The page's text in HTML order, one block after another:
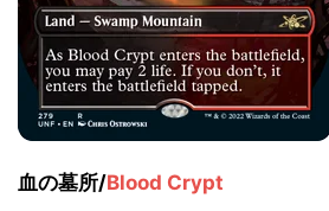
血の墓所/Blood Crypt